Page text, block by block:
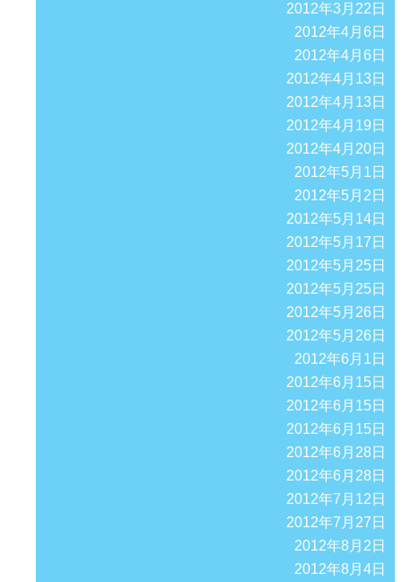
2012年3月22日
2012年4月6日
2012年4月6日
2012年4月13日
2012年4月13日
2012年4月19日
2012年4月20日
2012年5月1日
2012年5月2日
2012年5月14日
2012年5月17日
2012年5月25日
2012年5月25日
2012年5月26日
2012年5月26日
2012年6月1日
2012年6月15日
2012年6月15日
2012年6月15日
2012年6月28日
2012年6月28日
2012年7月12日
2012年7月27日
2012年8月2日
2012年8月4日